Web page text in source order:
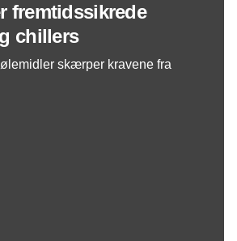
fremtidssikrede
chillers
skærper kravene fra